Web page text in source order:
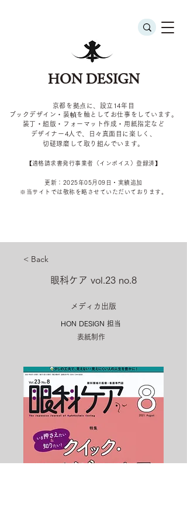
HON DESIGN
京都を拠点に、設立14年目
ブックデザイン・装幀を軸としてお仕事をしています。
装丁・組版・フォーマット作成・用紙指定など
デザイナー4 人で、日々真面目に楽しく、
切磋琢磨して取り組んでいます。
​【適格請求書発行事業者（インボイス）登録済】
更新：2025年05 月09 日・実績追加
​※当サイトでは敬称を 略させていただいております。
< Back
眼科ケア vol.23 no.8
メディカ出版
HON DESIGN​ 担当
表紙制作